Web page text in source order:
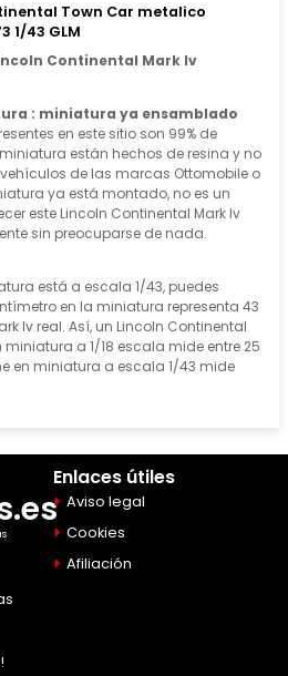
Town Car metalico
1/43 GLM
Continental Mark Iv
: miniatura ya ensamblado
en este sitio son 99% de
están hechos de resina y no
de las marcas Ottomobile o
ya está montado, no es un
este Lincoln Continental Mark Iv
sin preocuparse de nada.
está a escala 1/43, puedes
en la miniatura representa 43
Iv real. Así, un Lincoln Continental
a 1/18 escala mide entre 25
en miniatura a escala 1/43 mide
Enlaces útiles
Aviso legal
Cookies
Afiliación